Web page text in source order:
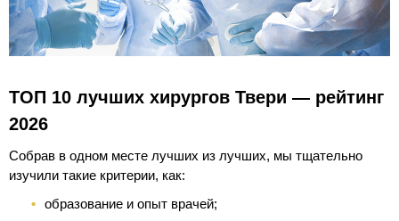
ТОП 10 лучших хирургов Твери — рейтинг
2026
Собрав в одном месте лучших из лучших, мы тщательно
изучили такие критерии, как:
образование и опыт врачей;